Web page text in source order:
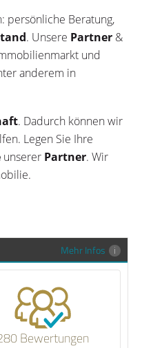
persönliche Beratung,
. Unsere Partner &
und
anderem in
. Dadurch können wir
Legen Sie Ihre
unserer Partner. Wir
Mehr Infos
Bewertungen